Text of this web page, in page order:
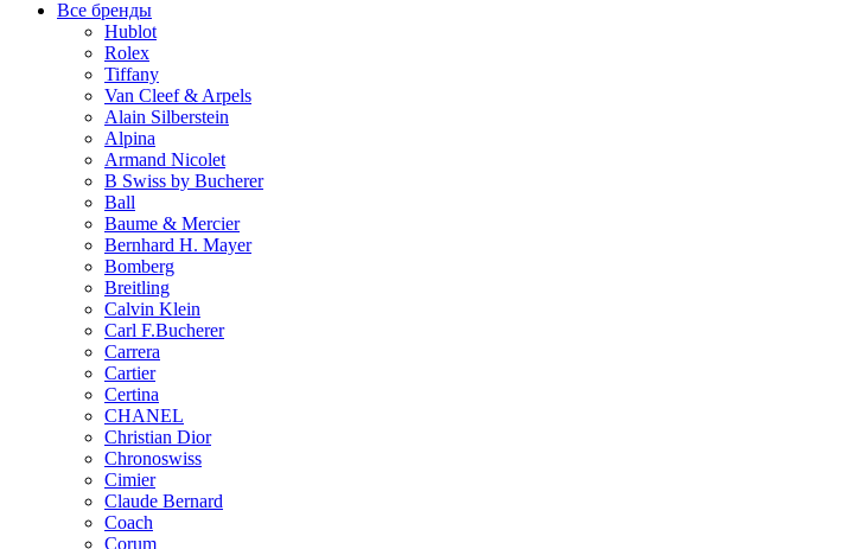
Все бренды
Hublot
Rolex
Tiffany
Van Cleef & Arpels
Alain Silberstein
Alpina
Armand Nicolet
B Swiss by Bucherer
Ball
Baume & Mercier
Bernhard H. Mayer
Bomberg
Breitling
Calvin Klein
Carl F.Bucherer
Carrera
Cartier
Certina
CHANEL
Christian Dior
Chronoswiss
Cimier
Claude Bernard
Coach
Corum